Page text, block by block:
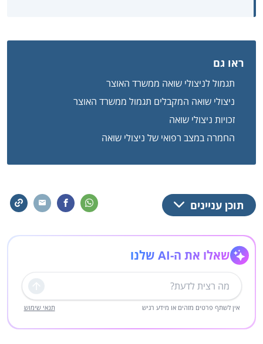
ראו גם
תגמול לניצולי שואה ממשרד האוצר
ניצולי שואה המקבלים תגמול ממשרד האוצר
זכויות ניצולי שואה
החמרה במצב רפואי של ניצולי שואה
תוכן עניינים
שאלו את ה-AI שלנו
שליחה
אין לשתף פרטים מזהים או מידע רגיש תנאי שימוש